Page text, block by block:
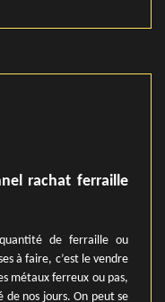
rachat ferraille
quantité de ferraille ou
à faire, c’est le vendre
métaux ferreux ou pas,
nos jours. On peut se